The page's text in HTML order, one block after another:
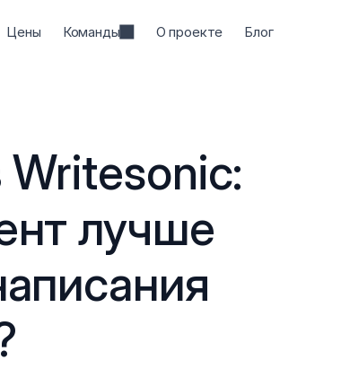
Цены Команды О проекте Блог
лучше